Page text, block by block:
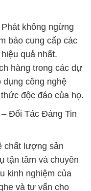
không ngừng
bảo cung cấp các
quả nhất.
hàng trong các dự
dụng công nghệ
độc đáo của họ.
Đối Tác Đáng Tin
chất lượng sản
tận tâm và chuyên
kinh nghiệm của
và tư vấn cho